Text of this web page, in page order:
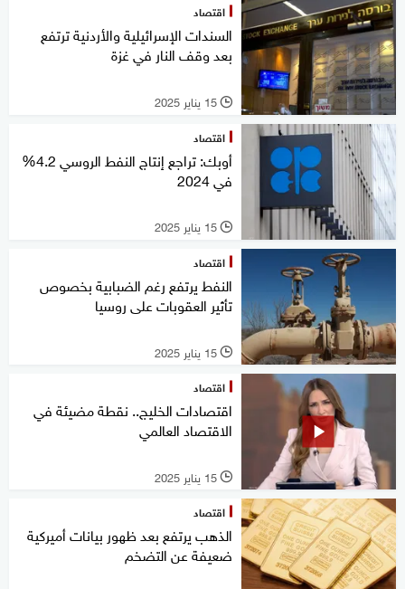
اقتصاد
السندات الإسرائيلية والأردنية ترتفع
بعد وقف النار في غزة
l 15 يناير 2025
اقتصاد
أوبك: تراجع إنتاج النفط الروسي 4.2%
في 2024
l 15 يناير 2025
اقتصاد
النفط يرتفع رغم الضبابية بخصوص
تأثير العقوبات على روسيا
l 15 يناير 2025
اقتصاد
اقتصادات الخليج.. نقطة مضيئة في
الاقتصاد العالمي
l 15 يناير 2025
اقتصاد
الذهب يرتفع بعد ظهور بيانات أميركية
ضعيفة عن التضخم